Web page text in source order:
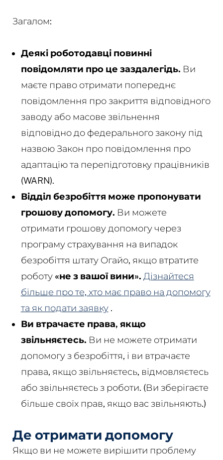
Загалом:
Деякі роботодавці повинні
повідомляти про це заздалегідь. Ви
маєте право отримати попереднє
повідомлення про закриття відповідного
заводу або масове звільнення
відповідно до федерального закону під
назвою Закон про повідомлення про
адаптацію та перепідготовку працівників
(WARN).
Відділ безробіття може пропонувати
грошову допомогу. Ви можете
отримати грошову допомогу через
програму страхування на випадок
безробіття штату Огайо, якщо втратите
роботу «не з вашої вини». Дізнайтеся
більше про те, хто має право на допомогу
та як подати заявку.
Ви втрачаєте права, якщо
звільняєтесь. Ви не можете отримати
допомогу з безробіття, і ви втрачаєте
права, якщо звільняєтесь, відмовляєтесь
або звільняєтесь з роботи. (Ви зберігаєте
більше своїх прав, якщо вас звільняють.)
Де отримати допомогу
Якщо ви не можете вирішити проблему